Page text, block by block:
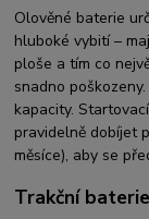
Olověné baterie
hluboké vybití –
ploše a tím co
snadno
kapacity.
pravidelně dobíjet
měsíce), aby se
Trakční baterie